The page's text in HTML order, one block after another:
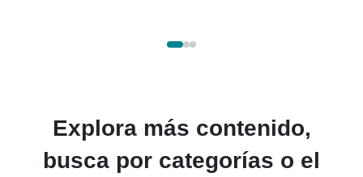
Explora más contenido,
busca por categorías o el